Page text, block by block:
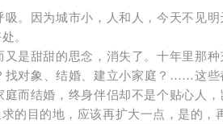
因为城市小，人和人，今天不见明
。
甜甜的思念，消失了。十年里那种
对象、结婚、建立小家庭？……这
而结婚，终身伴侣却不是个贴心人
的目的地，应该再扩大一点，是的，